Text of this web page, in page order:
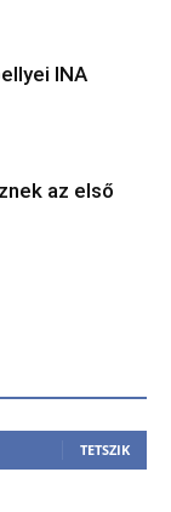
INA
az első
TETSZIK